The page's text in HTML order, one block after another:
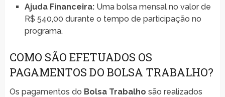
Ajuda Financeira:Uma bolsa mensal no valor de
R$ 540,00 durante o tempo de participação no
programa.
COMO SÃO EFETUADOS OS
PAGAMENTOS DO BOLSA TRABALHO?
Os pagamentos do Bolsa Trabalho são realizados